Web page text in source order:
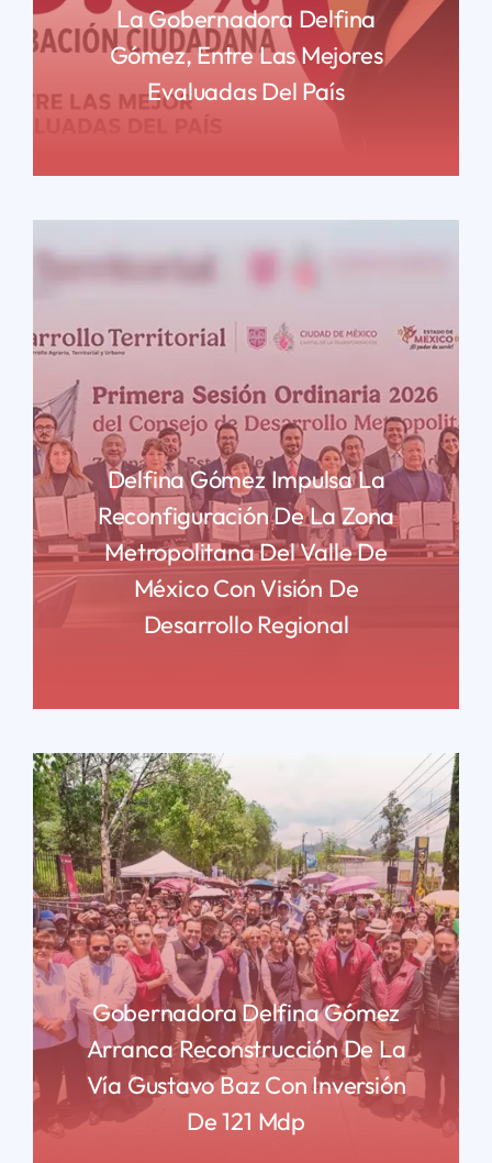
La Gobernadora Delfina
Gómez, Entre Las Mejores
Evaluadas Del País
Delfina Gómez Impulsa La
Reconfiguración De La Zona
Metropolitana Del Valle De
México Con Visión De
Desarrollo Regional
Gobernadora Delfina Gómez
Arranca Reconstrucción De La
Vía Gustavo Baz Con Inversión
De 121 Mdp